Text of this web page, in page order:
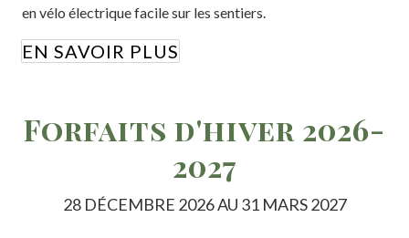
en vélo électrique facile sur les sentiers.
EN SAVOIR PLUS
Forfaits d'hiver 2026-
2027
28 DÉCEMBRE 2026 AU 31 MARS 2027